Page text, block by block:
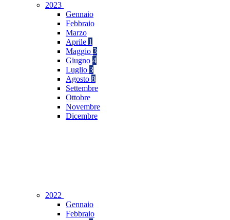
2023
Gennaio
Febbraio
Marzo
Aprile 1
Maggio 3
Giugno 4
Luglio 3
Agosto 8
Settembre
Ottobre
Novembre
Dicembre
2022
Gennaio
Febbraio